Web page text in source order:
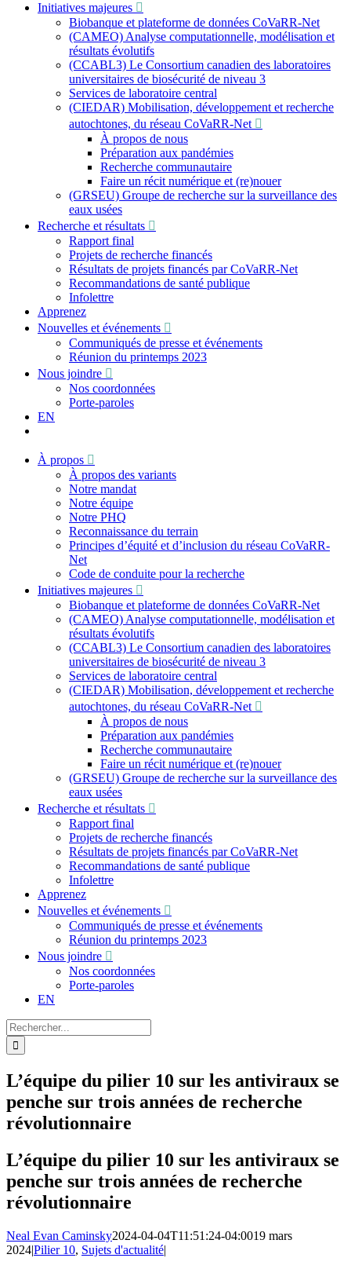
Initiatives majeures
Biobanque et plateforme de données CoVaRR-Net
(CAMEO) Analyse computationnelle, modélisation et
résultats évolutifs
(CCABL3) Le Consortium canadien des laboratoires
universitaires de biosécurité de niveau 3
Services de laboratoire central
(CIEDAR) Mobilisation, développement et recherche
autochtones, du réseau CoVaRR-Net
À propos de nous
Préparation aux pandémies
Recherche communautaire
Faire un récit numérique et (re)nouer
(GRSEU) Groupe de recherche sur la surveillance des
eaux usées
Recherche et résultats
Rapport final
Projets de recherche financés
Résultats de projets financés par CoVaRR-Net
Recommandations de santé publique
Infolettre
Apprenez
Nouvelles et événements
Communiqués de presse et événements
Réunion du printemps 2023
Nous joindre
Nos coordonnées
Porte-paroles
EN
À propos
À propos des variants
Notre mandat
Notre équipe
Notre PHQ
Reconnaissance du terrain
Principes d’équité et d’inclusion du réseau CoVaRR-
Net
Code de conduite pour la recherche
Initiatives majeures
Biobanque et plateforme de données CoVaRR-Net
(CAMEO) Analyse computationnelle, modélisation et
résultats évolutifs
(CCABL3) Le Consortium canadien des laboratoires
universitaires de biosécurité de niveau 3
Services de laboratoire central
(CIEDAR) Mobilisation, développement et recherche
autochtones, du réseau CoVaRR-Net
À propos de nous
Préparation aux pandémies
Recherche communautaire
Faire un récit numérique et (re)nouer
(GRSEU) Groupe de recherche sur la surveillance des
eaux usées
Recherche et résultats
Rapport final
Projets de recherche financés
Résultats de projets financés par CoVaRR-Net
Recommandations de santé publique
Infolettre
Apprenez
Nouvelles et événements
Communiqués de presse et événements
Réunion du printemps 2023
Nous joindre
Nos coordonnées
Porte-paroles
EN
Recherche
sur
le
L’équipe du pilier 10 sur les antiviraux se
penche sur trois années de recherche
révolutionnaire
L’équipe du pilier 10 sur les antiviraux se
penche sur trois années de recherche
révolutionnaire
Neal Evan Caminsky2024-04-04T11:51:24-04:0019 mars
2024|Pilier 10, Sujets d'actualité|